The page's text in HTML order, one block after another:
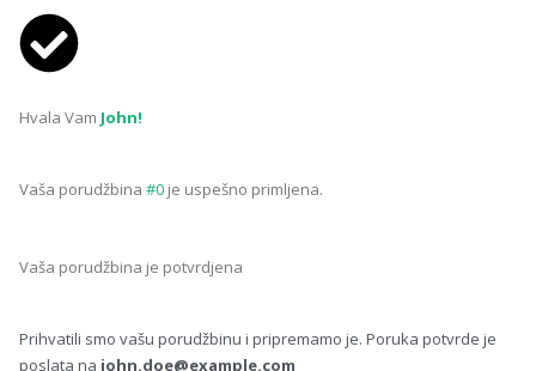
Hvala Vam John!
Vaša porudžbina #0 je uspešno primljena.
Vaša porudžbina je potvrdjena
Prihvatili smo vašu porudžbinu i pripremamo je. Poruka potvrde je
poslata na john.doe@example.com